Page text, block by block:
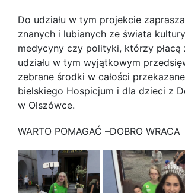
Do udziału w tym projekcie
znanych i lubianych ze świata
medycyny czy polityki, którzy płacą
udziału w tym wyjątkowym
zebrane środki w całości
bielskiego Hospicjum i dla dzieci z
w Olszówce.
WARTO POMAGAĆ –DOBRO WRACA